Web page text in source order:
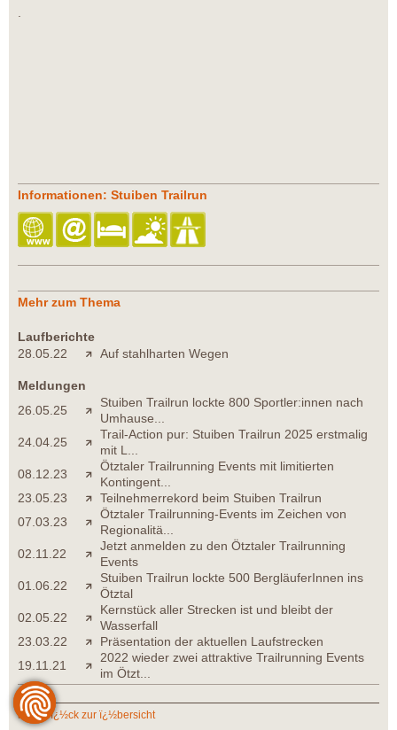
Informationen: Stuiben Trailrun
Mehr zum Thema
Laufberichte
28.05.22
Auf stahlharten Wegen
Meldungen
26.05.25
Stuiben Trailrun lockte 800 Sportler:innen nach
Umhause...
24.04.25
Trail-Action pur: Stuiben Trailrun 2025 erstmalig
mit L...
08.12.23
Ötztaler Trailrunning Events mit limitierten
Kontingent...
23.05.23
Teilnehmerrekord beim Stuiben Trailrun
07.03.23
Ötztaler Trailrunning-Events im Zeichen von
Regionalitä...
02.11.22
Jetzt anmelden zu den Ötztaler Trailrunning
Events
01.06.22
Stuiben Trailrun lockte 500 BergläuferInnen ins
Ötztal
02.05.22
Kernstück aller Strecken ist und bleibt der
Wasserfall
23.03.22
Präsentation der aktuellen Laufstrecken
19.11.21
2022 wieder zwei attraktive Trailrunning Events
im Ötzt...
zurï¿½ck zur ï¿½bersicht